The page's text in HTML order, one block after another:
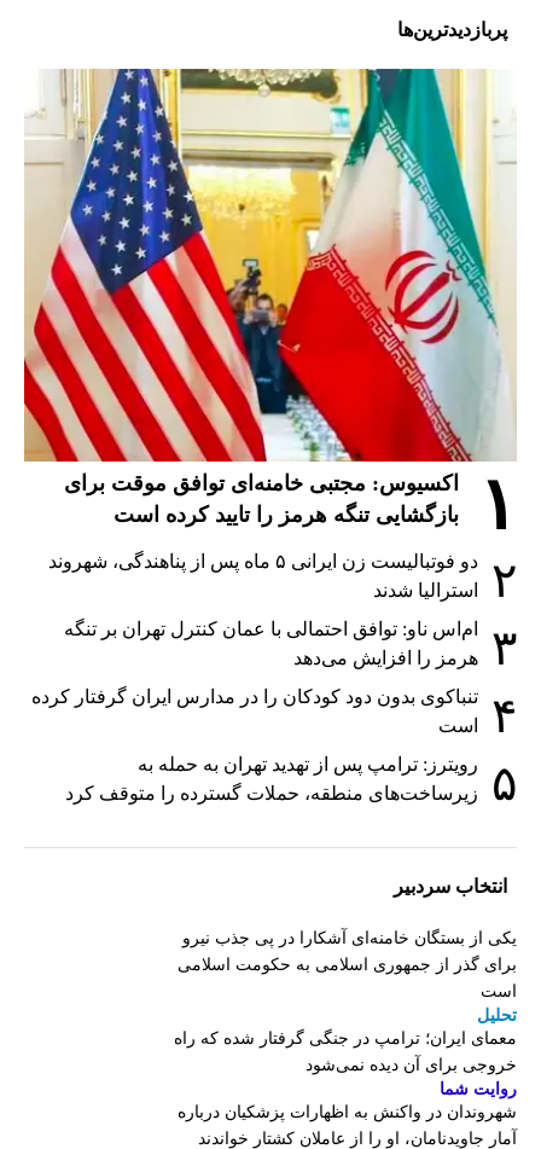
پربازدیدترین‌ها
۱
اکسیوس: مجتبی خامنه‌ای توافق موقت برای
بازگشایی تنگه هرمز را تایید کرده است
۲
دو فوتبالیست زن ایرانی ۵ ماه پس از پناهندگی، شهروند
استرالیا شدند
۳
ام‌اس ناو: توافق احتمالی با عمان کنترل تهران بر تنگه
هرمز را افزایش می‌دهد
۴
تنباکوی بدون دود کودکان را در مدارس ایران گرفتار کرده
است
۵
رویترز: ترامپ پس از تهدید تهران به حمله به
زیرساخت‌های منطقه، حملات گسترده را متوقف کرد
انتخاب سردبیر
یکی از بستگان خامنه‌ای آشکارا در پی جذب نیرو
برای گذر از جمهوری اسلامی به حکومت اسلامی
است
تحلیل
معمای ایران؛ ترامپ در جنگی گرفتار شده که راه
خروجی برای آن دیده نمی‌شود
روایت شما
شهروندان در واکنش به اظهارات پزشکیان درباره
آمار جاویدنامان، او را از عاملان کشتار خواندند